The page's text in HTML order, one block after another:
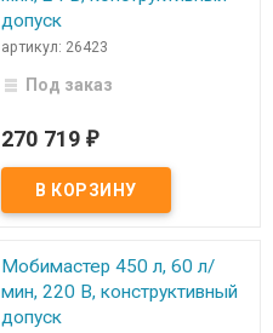
допуск
артикул: 26423
Под заказ
270 719 ₽
Мобимастер 450 л, 60 л/
мин, 220 В, конструктивный
допуск